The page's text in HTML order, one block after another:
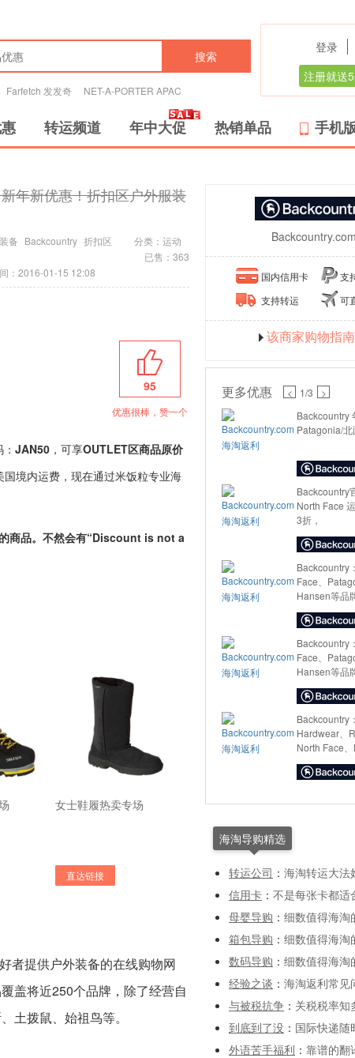
搜索
Farfetch 发发奇 NET-A-PORTER APAC
登录
注册就送
转运频道 年中大促 热销单品 手机
年新优惠！折扣区户外服装
装备 Backcountry 折扣区 分类： 运动
已售：363
：2016-01-15 12:08
95
优惠很棒，赞一个
JAN50 ，可享OUTLET区商品原价
境内运费，现在通过米饭粒专业海
商品。不然会有“Discount is not a
女士鞋履热卖专场
直达链接
者提供户外装备的在线购物网
盖将近250个品牌，除了经营自
土拨鼠、始祖鸟等。
Backcountry.com
国内信用卡
支
支持转运
可
该商家购物指
更多优惠 < 1/3
>
Backcountry
Patagonia/北
Backcountry
North Face
3折，
Backcountry
Face、
Hansen等品
Backcountry
Face、
Hansen等品
Monday特卖
Backcountry
Hardwear、
North Face、
SOREL、
等品牌户外运
海淘导购精选
转运公司 ： 海淘转运大法
信用卡 ： 不是每张卡都适
母婴导购 ： 细数值得海淘
箱包导购 ： 细数值得海淘
数码导购 ： 细数值得海淘
经验之谈 ： 海淘返利常见
与被税抗争 ： 关税税率知
到底到了没 ： 国际快递随
外语苦手福利 ： 靠谱的翻